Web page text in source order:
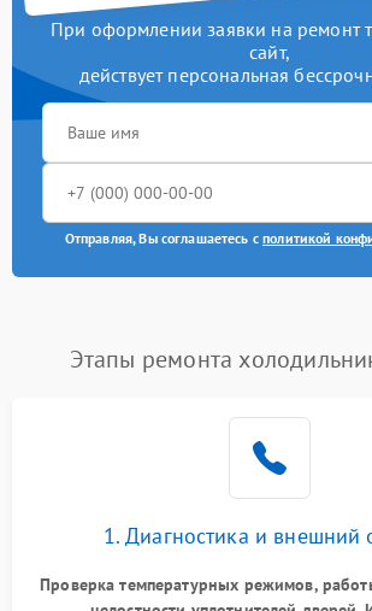
При оформлении заявки на ремонт
сайт,
действует персональная
Отправляя, Вы соглашаетесь сполитикой
Этапы ремонта
1. Диагностика и внешний
Проверка температурных режимов,